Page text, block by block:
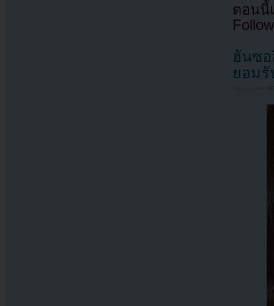
ตอนนี้
ฮันซ
ยอมรั